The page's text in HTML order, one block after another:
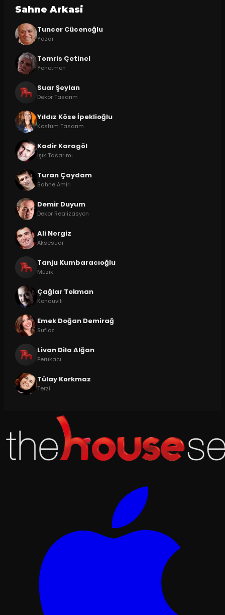
Sahne Arkasi
Tuncer Cücenoğlu
Yazar
Tomris Çetinel
Yönetmen
Suar Şeylan
Dekor Tasarım
Yıldız Köse İpeklioğlu
Kostüm Tasarım
Kadir Karagöl
Işık Tasarımı
Turan Çaydam
Sahne Amiri
Demir Duyum
Dekor Realizasyon
Ali Nergiz
Aksesuar
Tanju Kumbaracıoğlu
Müzik
Çağlar Tekman
Kondüvit
Emek Doğan Demirağ
Suflöz
Livan Dila Alğan
Perukacı
Tülay Korkmaz
Terzi